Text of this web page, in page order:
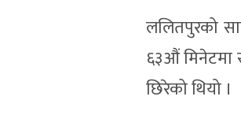
ललितपुरको
६३औं मिनेटमा
छिरेको थियो ।